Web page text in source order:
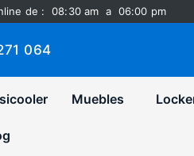
de : 08:30 am a 06:00 pm
064
Muebles